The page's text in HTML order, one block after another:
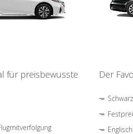
für preisbewusste
Der